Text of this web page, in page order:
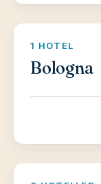
1 HOTEL
Bologna